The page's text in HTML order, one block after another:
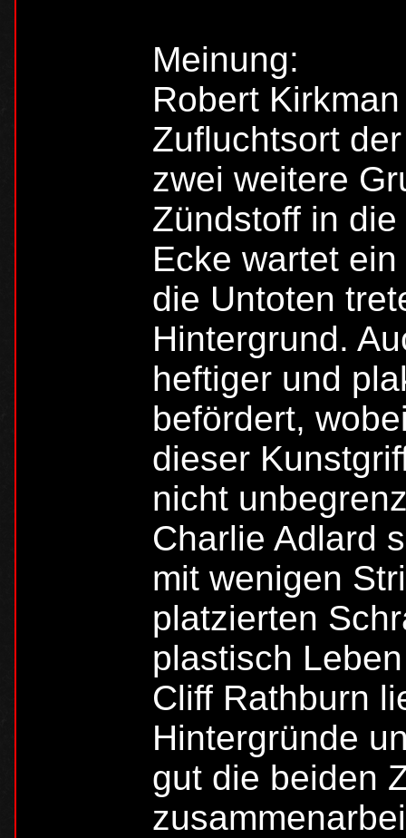
Meinung:
Robert
Zufluchtsort
zwei weitere
Zündstoff in
Ecke wartet
die Untoten
Hintergrund.
heftiger und
befördert,
dieser
nicht
Charlie Adlard
mit wenigen
platzierten
plastisch
Cliff Rathburn
Hintergründe
gut die beiden